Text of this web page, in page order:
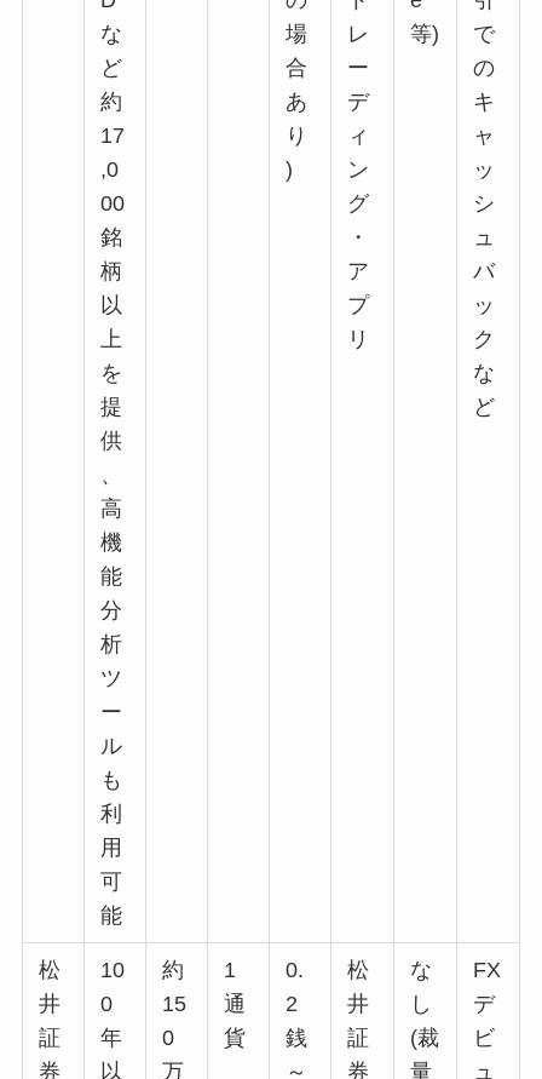
な
ど
約
17
,0
00
銘
柄
以
上
を
提
供
、
高
機
能
分
析
ツ
ー
ル
も
利
用
可
能
場
合
あ
り
)
レ
ー
デ
ィ
ン
グ
・
ア
プ
リ
等)
で
の
キ
ャ
ッ
シ
ュ
バ
ッ
ク
な
ど
松
井
証
券
10
0
年
以
約
15
0
万
1
通
貨
0.
2
銭
～
松
井
証
券
な
し
(裁
量
FX
デ
ビ
ュ